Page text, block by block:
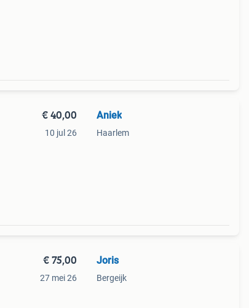
€ 40,00
10 jul 26
Aniek
Haarlem
€ 75,00
27 mei 26
Joris
Bergeijk